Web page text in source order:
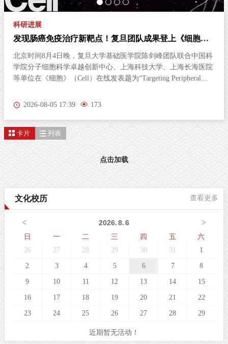
科研进展
发现肠癌免疫治疗新靶点！复旦团队成果登上《细胞》
杂志
北京时间8月4日晚，复旦大学基础医学院陈剑峰团队联合中国科
学院分子细胞科学卓越创新中心、上海科技大学、上海长海医院
等单位在《细胞》（Cell）在线发表题为“Targeting Peripheral
向外周5-HT2AR增强结直肠癌抗肿瘤免疫）”的研究论文。这项
5-HT2AR，能够开启肠道神经与免疫细胞之间的“神秘对话”，唤
升结直肠癌的治疗效果。该发现为结直肠癌的临床治疗提供了新
疫检查点抑制剂在肿瘤治疗方面表现突出。然而，85%以上的
CRC病人属于微卫星稳定型（MSS）“冷肿瘤”，其肿瘤微环境中
应。这一困境，已成为临床治疗的主
2026-08-05 17:39 173
卡片 列表
点击加载
文化校历 查看更多
< >
2026.8.6
日
一 二 三 四 五 六
26 27 28 29 30 31 1
2 3 4 5 6 7 8
9 10 11 12 13 14 15
16 17 18 19 20 21 22
23 24 25 26 27 28 29
近期暂无活动！